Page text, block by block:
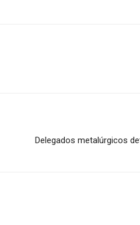
Delegados metalúrgicos